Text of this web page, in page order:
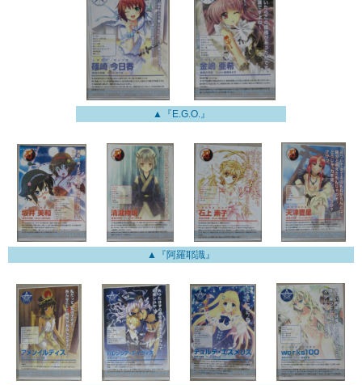
▲『E.G.O.』
▲『阿羅耶識』